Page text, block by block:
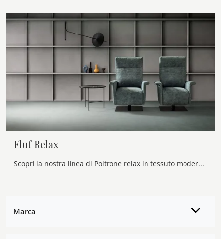
Marca
Fluf Relax
Scopri la nostra linea di Poltrone relax in tessuto moderne: scegli il modello Fluf Relax di Samoa con movimento relax.